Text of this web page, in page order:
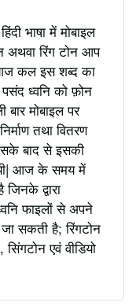
भाषा में मोबाइल
अथवा रिंग टोन आप
कल इस शब्द का
ध्वनि को फ़ोन
मोबाइल पर
तथा वितरण
बाद से इसकी
आज के समय में
द्वारा
फाइलों से अपने
सकती है; रिंगटोन
एवं वीडियो